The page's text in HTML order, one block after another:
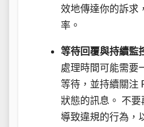
效地傳達你的訴求
率。
等待回覆與持續監
處理時間可能需要
等待，並持續關注
狀態的訊息。 不
導致違規的行為，